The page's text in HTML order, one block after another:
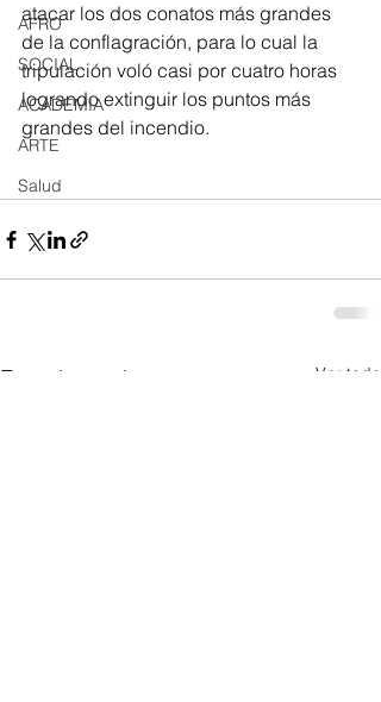
AFRO
SOCIAL
ACADEMIA
ARTE
Salud
atacar los dos conatos más grandes
de la conflagración, para lo cual la
tripulación voló casi por cuatro horas
logrando extinguir los puntos más
grandes del incendio.
Entradas recientes Ver todo